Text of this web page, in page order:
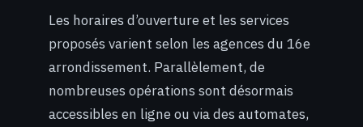
Les horaires d’ouverture et les services
proposés varient selon les agences du 16e
arrondissement. Parallèlement, de
nombreuses opérations sont désormais
accessibles en ligne ou via des automates,